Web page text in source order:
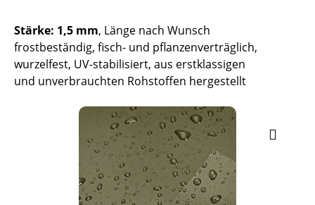
Stärke: 1,5 mm, Länge nach Wunsch
frostbeständig, fisch- und pflanzenverträglich,
wurzelfest, UV-stabilisiert, aus erstklassigen
und unverbrauchten Rohstoffen hergestellt